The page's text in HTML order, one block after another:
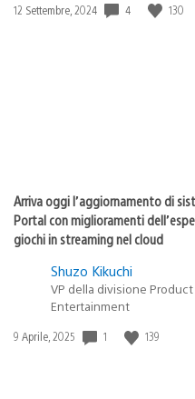
Data
12 Settembre, 2024 4 130
Arriva oggi l’aggiornamento di
Portal con miglioramenti
giochi in streaming nel cloud
Shuzo Kikuchi
VP della divisione
Entertainment
Data
9 Aprile, 2025 1 139